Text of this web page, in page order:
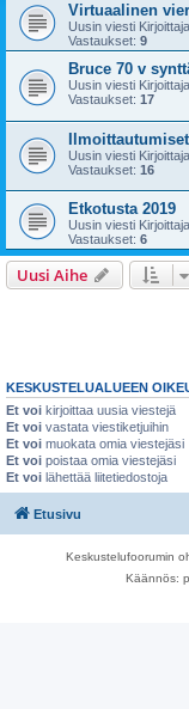
Virtuaalinen
Uusin viesti Kirjoittaja
Vastaukset: 9
Bruce 70 v
Uusin viesti Kirjoittaja
Vastaukset: 17
Uusin viesti Kirjoittaja
Vastaukset: 16
Etkotusta 2019
Uusin viesti Kirjoittaja
Vastaukset: 6
Uusi Aihe
KESKUSTELUALUEEN
Et voi kirjoittaa uusia viestejä
Et voi vastata viestiketjuihin
Et voi muokata omia viestejäsi
Et voi poistaa omia viestejäsi
Et voi lähettää liitetiedostoja
Etusivu
Keskustelufoorumin
Käännös: